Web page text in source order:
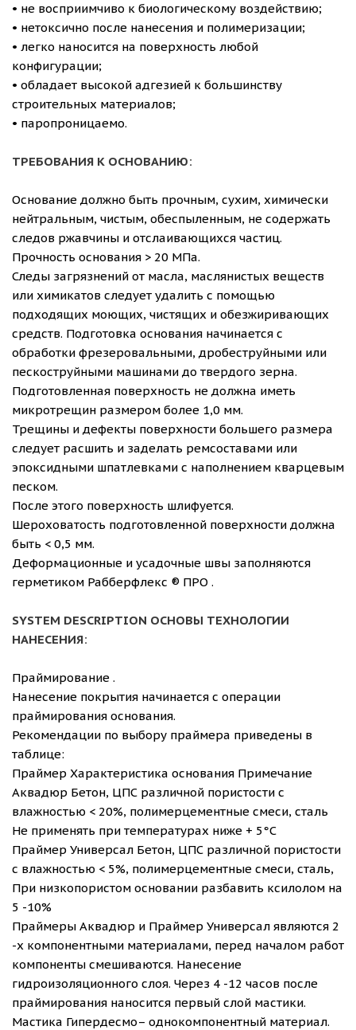
• не восприимчиво к биологическому воздействию;
• нетоксично после нанесения и полимеризации;
• легко наносится на поверхность любой
конфигурации;
• обладает высокой адгезией к большинству
строительных материалов;
• паропроницаемо.
ТРЕБОВАНИЯ К ОСНОВАНИЮ:
Основание должно быть прочным, сухим, химически
нейтральным, чистым, обеспыленным, не содержать
следов ржавчины и отслаивающихся частиц.
Прочность основания > 20 МПа.
Следы загрязнений от масла, маслянистых веществ
или химикатов следует удалить с помощью
подходящих моющих, чистящих и обезжиривающих
средств. Подготовка основания начинается с
обработки фрезеровальными, дробеструйными или
пескоструйными машинами до твердого зерна.
Подготовленная поверхность не должна иметь
микротрещин размером более 1,0 мм.
Трещины и дефекты поверхности большего размера
следует расшить и заделать ремсоставами или
эпоксидными шпатлевками с наполнением кварцевым
песком.
После этого поверхность шлифуется.
Шероховатость подготовленной поверхности должна
быть < 0,5 мм.
Деформационные и усадочные швы заполняются
герметиком Рабберфлекс ® ПРО .
SYSTEM DESCRIPTION ОСНОВЫ ТЕХНОЛОГИИ
НАНЕСЕНИЯ:
Праймирование .
Нанесение покрытия начинается с операции
праймирования основания.
Рекомендации по выбору праймера приведены в
таблице:
Праймер Характеристика основания Примечание
Аквадюр Бетон, ЦПС различной пористости с
влажностью < 20%, полимерцементные смеси, сталь
Не применять при температурах ниже + 5°С
Праймер Универсал Бетон, ЦПС различной пористости
с влажностью < 5%, полимерцементные смеси, сталь,
При низкопористом основании разбавить ксилолом на
5 -10%
Праймеры Аквадюр и Праймер Универсал являются 2
-х компонентными материалами, перед началом работ
компоненты смешиваются. Нанесение
гидроизоляционного слоя. Через 4 -12 часов после
праймирования наносится первый слой мастики.
Мастика Гипердесмо– однокомпонентный материал.